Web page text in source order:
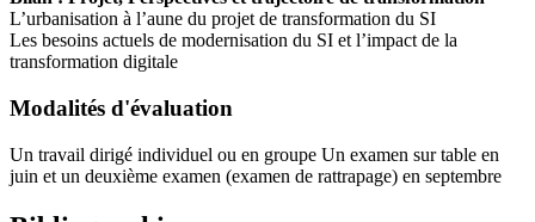
L’urbanisation à l’aune du projet de transformation du SI
Les besoins actuels de modernisation du SI et l’impact de la
transformation digitale
Modalités d'évaluation
Un travail dirigé individuel ou en groupe Un examen sur table en
juin et un deuxième examen (examen de rattrapage) en septembre